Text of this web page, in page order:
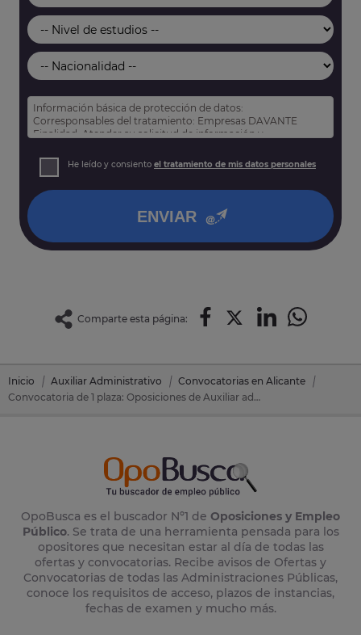
Información básica de protección de datos:
Corresponsables del tratamiento: Empresas DAVANTE
Finalidad: Atender su solicitud de información y
Derechos: Puede acceder, rectificar y suprimir sus datos,
así como otros derechos tal y como se explica en nuestra
He leído y consiento el tratamiento de mis datos personales
ENVIAR
Comparte esta página:
Inicio Auxiliar Administrativo
Convocatorias en Alicante
Convocatoria de 1 plaza: Oposiciones de Auxiliar administrativo en Beniarrés (Alicante)
OpoBusca es el buscador Nº1 de Oposiciones y Empleo
Público. Se trata de una herramienta pensada para los
opositores que necesitan estar al día de todas las
ofertas y convocatorias. Recibe avisos de Ofertas y
Convocatorias de todas las Administraciones Públicas,
conoce los requisitos de acceso, plazos de instancias,
fechas de examen y mucho más.